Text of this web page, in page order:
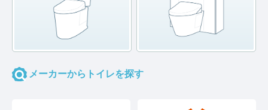
メーカーからトイレを探す